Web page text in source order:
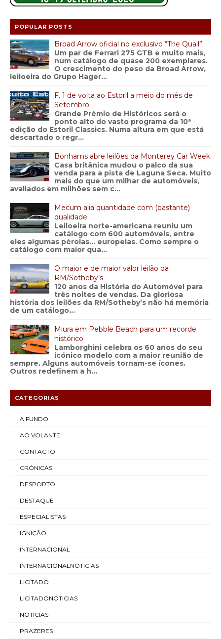
POPULAR POSTS
Broad Arrow oficial no exclusivo “The Quail”
Um par de Ferrari 275 GTB e muito mais,
num catálogo de quase 200 exemplares.
O crescimento do peso da Broad Arrow,
leiloeira do Grupo Hager...
F. 1 de volta ao Estoril a meio do mês de
Setembro
Grande Prémio de Históricos será o
ponto alto do vasto programa da 10ª
edição do Estoril Classics. Numa altura em que está
descartado o regr...
Bonhams abre leilões da Monterey Car Week
Casa britânica mudou o palco da sua
venda para a pista de Laguna Seca. Muito
mais do que um milhar de automóveis,
avaliados em milhões sem c...
Mecum alia quantidade com (bastante)
qualidade
Leiloeira norte-americana reuniu um
catálogo com 600 automóveis, entre
eles algumas pérolas… europeias. Como sempre o
catálogo com maior qua...
O maior e de maior valor leilão da
RM/Sotheby’s
120 anos da História do Automóvel para
três noites de vendas. Da gloriosa
história dos leilões da RM/Sotheby’s não há memória
de um catálogo...
Miura em Pebble Beach para um recorde
histórico
Lamborghini celebra os 60 anos do seu
icónico modelo com a maior reunião de
sempre. Alguns automóveis tornam-se ícones.
Outros redefinem a h...
CATEGORIAS
A FUNDO
AO VOLANTE
CONTACTO
CRÓNICAS
DESPORTO
DESTAQUE
ESPECIALISTAS
IGNIÇÃO
INTERNACIONAL
INTERNACIONALNOTICIAS
LICITADO
LICITADONOTICIAS
NOTICIAS
PRAZERES